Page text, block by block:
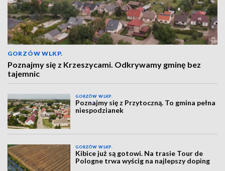
GORZÓW WLKP.
Poznajmy się z Krzeszycami. Odkrywamy gminę bez
tajemnic
GORZÓW WLKP.
Poznajmy się z Przytoczną. To gmina pełna
niespodzianek
GORZÓW WLKP.
Kibice już są gotowi. Na trasie Tour de
Pologne trwa wyścig na najlepszy doping